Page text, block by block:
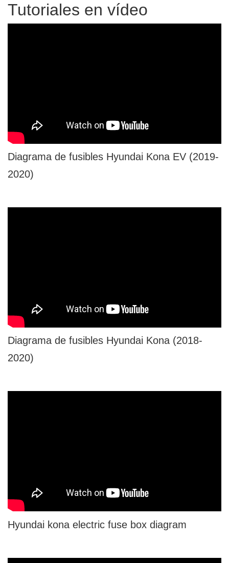
Tutoriales en vídeo
Diagrama de fusibles Hyundai Kona EV (2019-
2020)
Diagrama de fusibles Hyundai Kona (2018-
2020)
Hyundai kona electric fuse box diagram